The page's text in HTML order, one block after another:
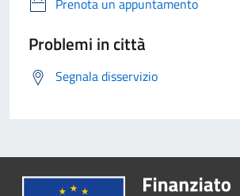
Problemi in città
Segnala disservizio